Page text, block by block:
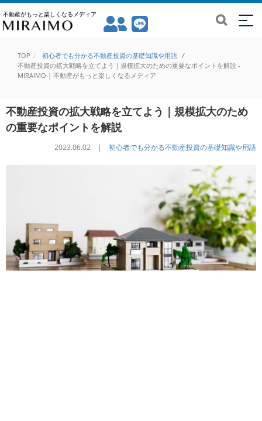
不動産がもっと楽しくなるメディア
TOP 初心者でも分かる不動産投資の基礎知識や用語 /
不動産投資の拡大戦略を立てよう｜規模拡大のための重要なポイントを解説 -
MIRAIMO | 不動産がもっと楽しくなるメディア
不動産投資の拡大戦略を立てよう｜規模拡大のため
の重要なポイントを解説
2023.06.02 | 初心者でも分かる不動産投資の基礎知識や用語